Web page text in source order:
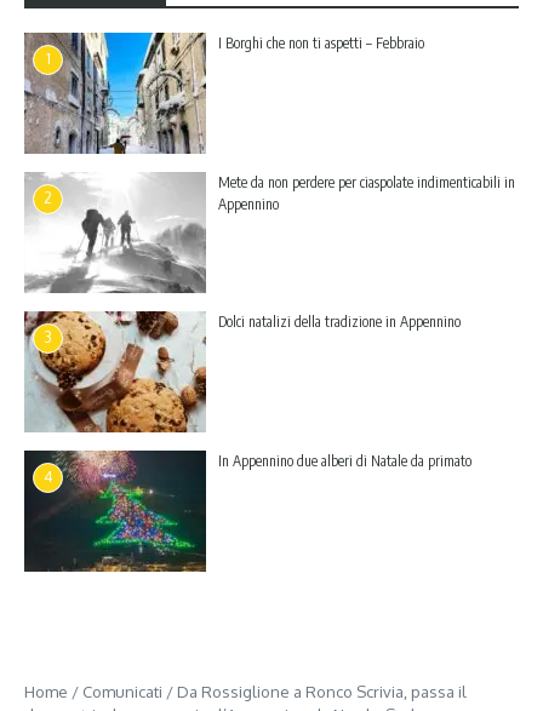
1
I Borghi che non ti aspetti – Febbraio
2
Mete da non perdere per ciaspolate indimenticabili in
Appennino
3
Dolci natalizi della tradizione in Appennino
4
In Appennino due alberi di Natale da primato
Home / Comunicati / Da Rossiglione a Ronco Scrivia, passa il